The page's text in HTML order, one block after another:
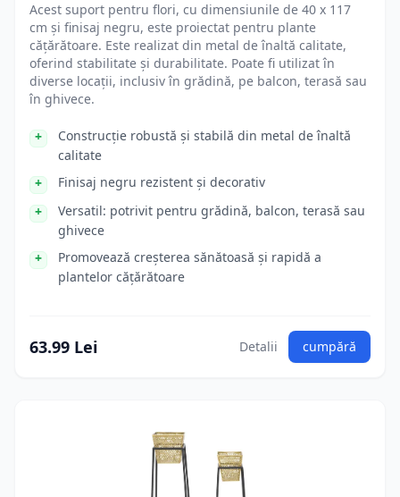
Acest suport pentru flori, cu dimensiunile de 40 x 117
cm și finisaj negru, este proiectat pentru plante
cățărătoare. Este realizat din metal de înaltă calitate,
oferind stabilitate și durabilitate. Poate fi utilizat în
diverse locații, inclusiv în grădină, pe balcon, terasă sau
în ghivece.
Construcție robustă și stabilă din metal de înaltă
calitate
Finisaj negru rezistent și decorativ
Versatil: potrivit pentru grădină, balcon, terasă sau
ghivece
Promovează creșterea sănătoasă și rapidă a
plantelor cățărătoare
63.99 Lei Detalii cumpără